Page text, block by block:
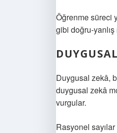
Öğrenme süreci
gibi doğru-
Duygusal zekâ,
duygusal zekâ
vurgular.
Rasyonel